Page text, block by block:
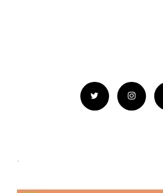
.